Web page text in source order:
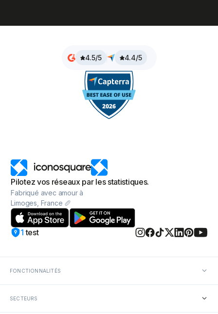
4.5/5 4.4/5
Pilotez vos réseaux par les statistiques.
Fabriqué avec amour à
Limoges, France 🥖
1 test
FONCTIONNALITÉS
Statistiques réseaux sociaux
Programmation réseaux sociaux
SECTEURS